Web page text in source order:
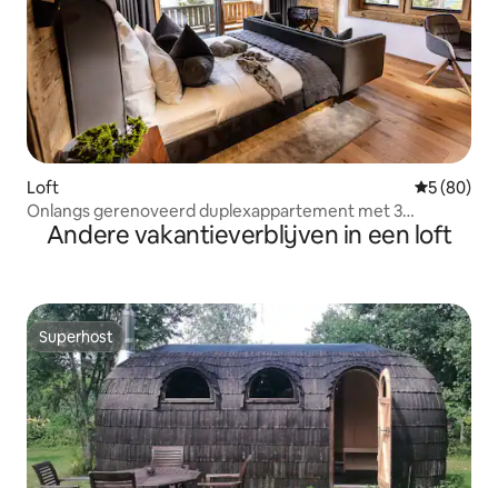
Loft
5 (80)
Onlangs gerenoveerd duplexappartement met 3
slaapkamers en 2 badkamers
Andere vakantieverblijven in een loft
Superhost
Superhost